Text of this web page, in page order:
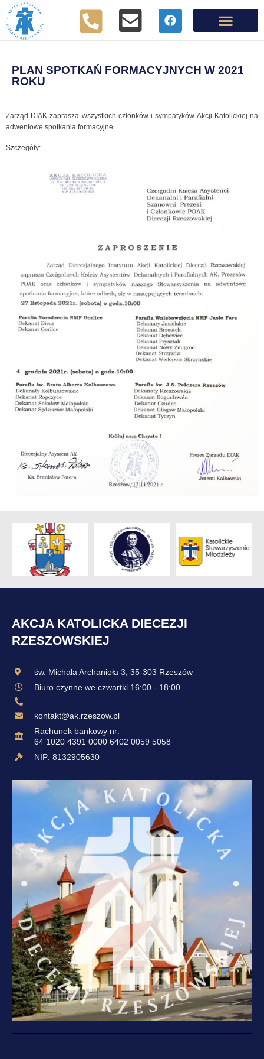
PLAN SPOTKAŃ FORMACYJNYCH W 2021
ROKU
Zarząd DIAK zaprasza wszystkich członków i sympatyków Akcji Katolickiej na
adwentowe spotkania formacyjne.
Szczegóły:
AKCJA KATOLICKA DIECEZJI
RZESZOWSKIEJ
św. Michała Archanioła 3, 35-303 Rzeszów
Biuro czynne we czwartki 16:00 - 18:00
kontakt@ak.rzeszow.pl
Rachunek bankowy nr:
64 1020 4391 0000 6402 0059 5058
NIP: 8132905630